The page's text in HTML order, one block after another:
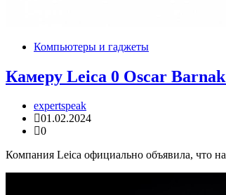
Компьютеры и гаджеты
Камеру Leica 0 Oscar
expertspeak
01.02.2024
0
Компания Leica официально объявила, что